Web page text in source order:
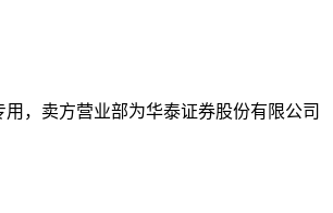
，卖方营业部为华泰证券股份有限公司